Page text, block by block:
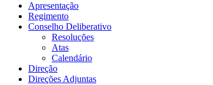
Apresentação
Regimento
Conselho Deliberativo
Resoluções
Atas
Calendário
Direção
Direções Adjuntas